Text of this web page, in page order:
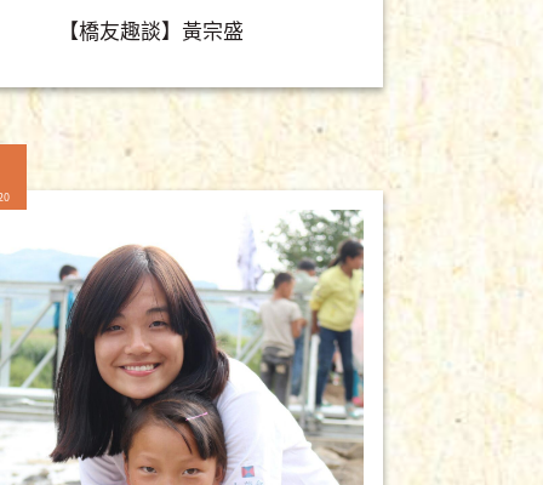
【橋友趣談】黃宗盛